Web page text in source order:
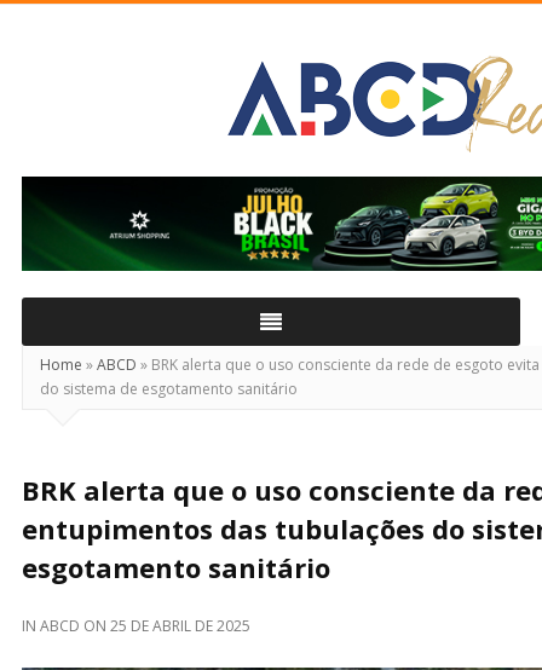
Real
Home »ABCD » BRK alerta que o uso consciente da rede de esgoto
do sistema de esgotamento sanitário
BRK alerta que o uso consciente da
entupimentos das tubulações do
esgotamento sanitário
IN ABCD ON 25 DE ABRIL DE 2025